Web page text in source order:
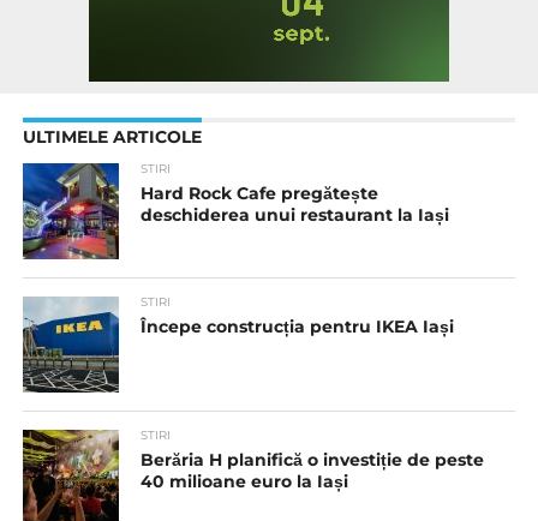
ULTIMELE ARTICOLE
STIRI
Hard Rock Cafe pregătește
deschiderea unui restaurant la Iași
STIRI
Începe construcția pentru IKEA Iași
STIRI
Berăria H planifică o investiție de peste
40 milioane euro la Iași